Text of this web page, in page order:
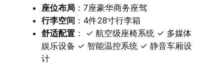
座位布局​：7座豪华商务座驾
行李空间 ​：4件28寸行李箱
舒适配置​： ✓ 航空级座椅系统 ✓ 多媒体
娱乐设备 ✓ 智能温控系统 ✓ 静音车厢设
计